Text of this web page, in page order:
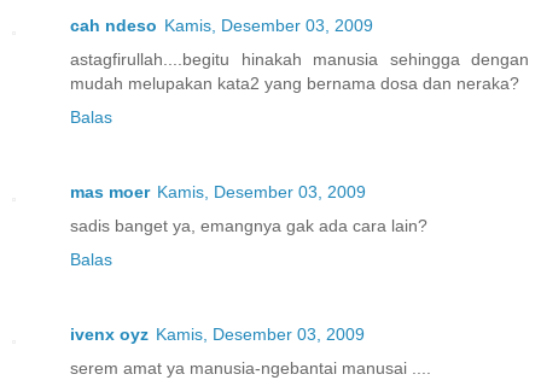
cah ndeso Kamis, Desember 03, 2009
astagfirullah....begitu hinakah manusia sehingga dengan
mudah melupakan kata2 yang bernama dosa dan neraka?
Balas
mas moer Kamis, Desember 03, 2009
sadis banget ya, emangnya gak ada cara lain?
Balas
ivenx oyz Kamis, Desember 03, 2009
serem amat ya manusia-ngebantai manusai ....